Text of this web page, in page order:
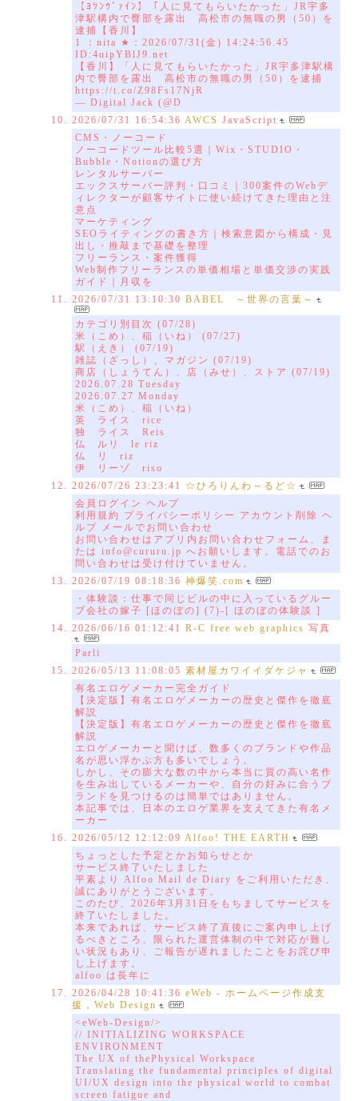
【ﾖﾂﾝｳﾞｧｲﾝ】「人に見てもらいたかった」JR宇多
津駅構内で臀部を露出 高松市の無職の男（50）を
逮捕【香川】
1 ：nita ★：2026/07/31(金) 14:24:56.45
ID:4uipYBlJ9.net
【香川】「人に見てもらいたかった」JR宇多津駅構
内で臀部を露出 高松市の無職の男（50）を逮捕
https://t.co/Z98Fs17NjR
— Digital Jack (@D
2026/07/31 16:54:36 AWCS JavaScript
CMS・ノーコード
ノーコードツール比較5選｜Wix・STUDIO・
Bubble・Notionの選び方
レンタルサーバー
エックスサーバー評判・口コミ｜300案件のWebデ
ィレクターが顧客サイトに使い続けてきた理由と注
意点
マーケティング
SEOライティングの書き方｜検索意図から構成・見
出し・推敲まで基礎を整理
フリーランス・案件獲得
Web制作フリーランスの単価相場と単価交渉の実践
ガイド｜月収を
2026/07/31 13:10:30 BABEL ～世界の言葉～
カテゴリ別目次 (07/28)
米（こめ）、稲（いね） (07/27)
駅（えき） (07/19)
雑誌（ざっし）、マガジン (07/19)
商店（しょうてん）、店（みせ）、ストア (07/19)
2026.07.28 Tuesday
2026.07.27 Monday
米（こめ）、稲（いね）
英 ライス rice
独 ライス Reis
仏 ルリ le riz
仏 リ riz
伊 リーゾ riso
2026/07/26 23:23:41
☆ひろりんわ～るど☆
会員ログイン ヘルプ
利用規約 プライバシーポリシー アカウント削除 ヘ
ルプ メールでお問い合わせ
お問い合わせはアプリ内お問い合わせフォーム、ま
たは info@cururu.jp へお願いします。電話でのお
問い合わせは受け付けていません。
2026/07/19 08:18:36 神爆笑.com
・体験談：仕事で同じビルの中に入っているグルー
プ会社の嫁子 [ほのぼの] (7)-[ ほのぼの体験談 ]
2026/06/16 01:12:41 R-C free web graphics 写真
Parli
2026/05/13 11:08:05 素材屋カワイイダケジャ
有名エロゲメーカー完全ガイド
【決定版】有名エロゲメーカーの歴史と傑作を徹底
解説
【決定版】有名エロゲメーカーの歴史と傑作を徹底
解説
エロゲメーカーと聞けば、数多くのブランドや作品
名が思い浮かぶ方も多いでしょう。
しかし、その膨大な数の中から本当に質の高い名作
を生み出しているメーカーや、自分の好みに合うブ
ランドを見つけるのは簡単ではありません。
本記事では、日本のエロゲ業界を支えてきた有名メ
ーカー
2026/05/12 12:12:09 Alfoo! THE EARTH
ちょっとした予定とかお知らせとか
サービス終了いたしました
平素より Alfoo Mail de Diary をご利用いただき、
誠にありがとうございます。
このたび、2026年3月31日をもちましてサービスを
終了いたしました。
本来であれば、サービス終了直後にご案内申し上げ
るべきところ、限られた運営体制の中で対応が難し
い状況もあり、ご報告が遅れましたことをお詫び申
し上げます。
alfoo は長年に
2026/04/28 10:41:36 eWeb - ホームページ作成支
援，Web Design
<eWeb-Design/>
// INITIALIZING WORKSPACE
ENVIRONMENT
The UX of thePhysical Workspace
Translating the fundamental principles of digital
UI/UX design into the physical world to combat
screen fatigue and